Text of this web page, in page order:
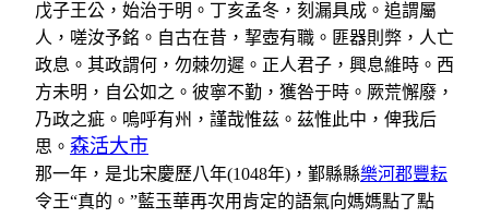
戊子王公，始治于明。丁亥孟冬，刻漏具成。追謂屬
人，嗟汝予銘。自古在昔，挈壺有職。匪器則弊，人亡
政息。其政謂何，勿棘勿遲。正人君子，興息維時。西
方未明，自公如之。彼寧不勤，獲咎于時。厥荒懈廢，
乃政之疵。嗚呼有州，謹哉惟茲。茲惟此中，俾我后
思。 森活大市
那一年，是北宋慶歷八年(1048年)，鄞縣縣樂河郡豐耘
令王“真的。”藍玉華再次用肯定的語氣向媽媽點了點